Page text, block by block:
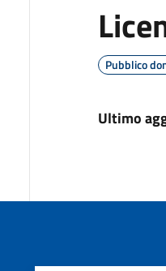
Pubblico
Ultimo